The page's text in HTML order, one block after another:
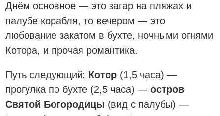
Днём основное — это загар на пляжах и
палубе корабля, то вечером — это
любование закатом в бухте, ночными огнями
Котора, и прочая романтика.
Путь следующий: Котор (1,5 часа) —
прогулка по бухте (2,5 часа) —остров
Святой Богородицы (вид с палубы) —